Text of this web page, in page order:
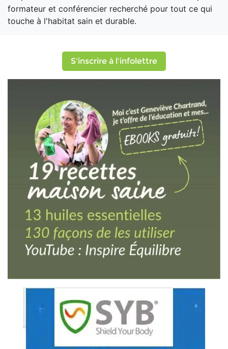
formateur et conférencier recherché pour tout ce qui
touche à l'habitat sain et durable.
S'inscrire à l'infolettre